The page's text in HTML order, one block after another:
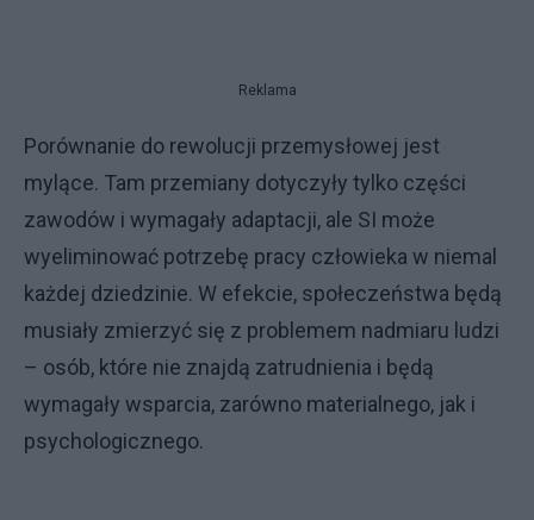
Reklama
Porównanie do rewolucji przemysłowej jest
mylące. Tam przemiany dotyczyły tylko części
zawodów i wymagały adaptacji, ale SI może
wyeliminować potrzebę pracy człowieka w niemal
każdej dziedzinie. W efekcie, społeczeństwa będą
musiały zmierzyć się z problemem nadmiaru ludzi
– osób, które nie znajdą zatrudnienia i będą
wymagały wsparcia, zarówno materialnego, jak i
psychologicznego.